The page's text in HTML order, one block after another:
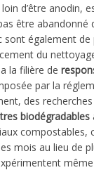
d’être anodin,
être abandonné
sont également de
du
la filière de
par la
des
biodégradables
compostables,
mois au lieu de